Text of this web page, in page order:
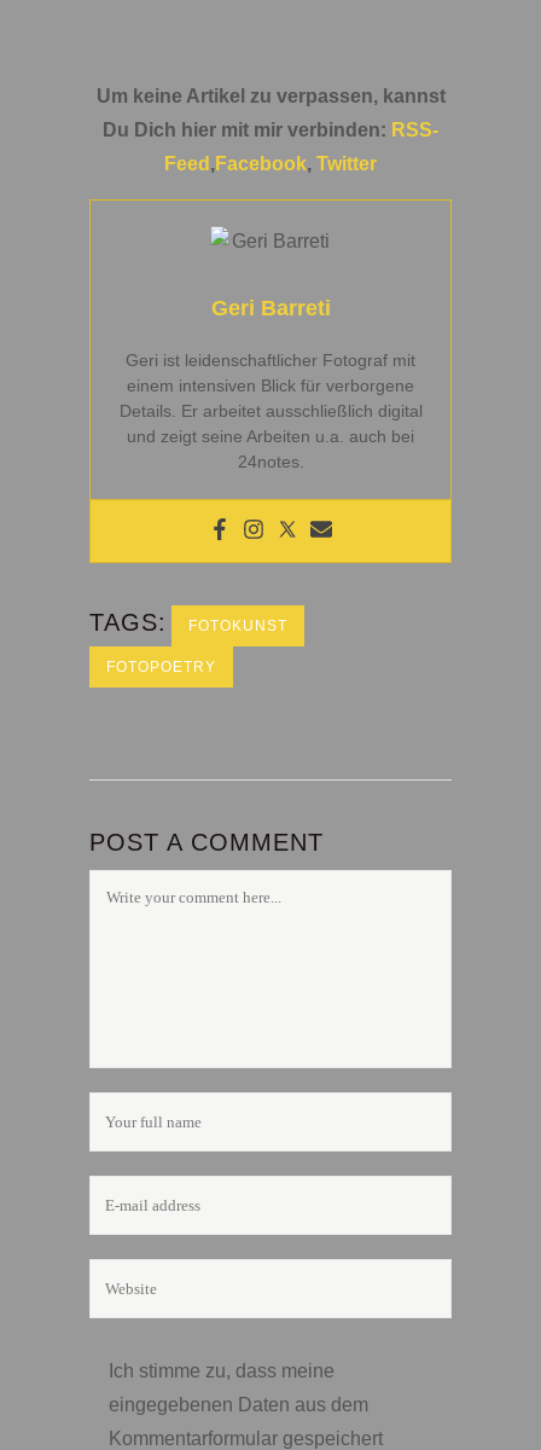
Um keine Artikel zu verpassen, kannst
Du Dich hier mit mir verbinden: RSS-
Feed ,Facebook, Twitter
Geri Barreti
Geri ist leidenschaftlicher Fotograf mit
einem intensiven Blick für verborgene
Details. Er arbeitet ausschließlich digital
und zeigt seine Arbeiten u.a. auch bei
24notes.
TAGS: FOTOKUNST
FOTOPOETRY
POST A COMMENT
Ich stimme zu, dass meine
eingegebenen Daten aus dem
Kommentarformular gespeichert